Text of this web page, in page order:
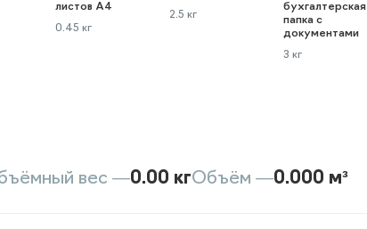
листов А4
0.45 кг
2.5 кг
бухгалтерская
папка с
документами
3 кг
вес —0.00 кгОбъём —0.000 м³